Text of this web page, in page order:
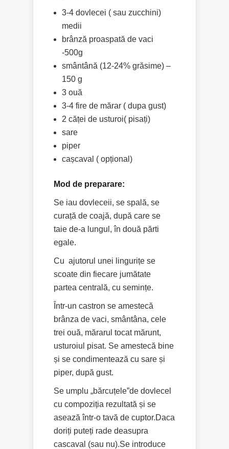
3-4 dovlecei ( sau zucchini)
medii
brânză proaspată de vaci
-500g
smântână (12-24% grăsime) –
150 g
3 ouă
3-4 fire de mărar ( dupa gust)
2 căței de usturoi( pisați)
sare
piper
cașcaval ( opțional)
Mod de preparare:
Se iau dovleceii, se spală, se
curață de coajă, după care se
taie de-a lungul, în două părti
egale.
Cu ajutorul unei lingurițe se
scoate din fiecare jumătate
partea centrală, cu semințe.
Într-un castron se amestecă
brânza de vaci, smântâna, cele
trei ouă, mărarul tocat mărunt,
usturoiul pisat. Se amestecă bine
și se condimentează cu sare și
piper, după gust.
Se umplu „bărcuțele”de dovlecel
cu compoziția rezultată și se
asează într-o tavă de cuptor.Daca
doriți puteți rade deasupra
cascaval (sau nu).Se introduce